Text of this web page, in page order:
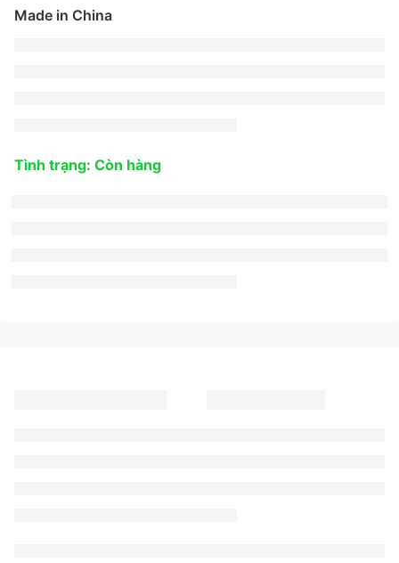
Made in China
Tình trạng: Còn hàng